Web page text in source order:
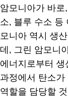
암모니아가 바로
소, 블루 수소 등
모니아 역시 생
데, 그린 암모니
에너지로부터
과정에서 탄소
역할을 담당할